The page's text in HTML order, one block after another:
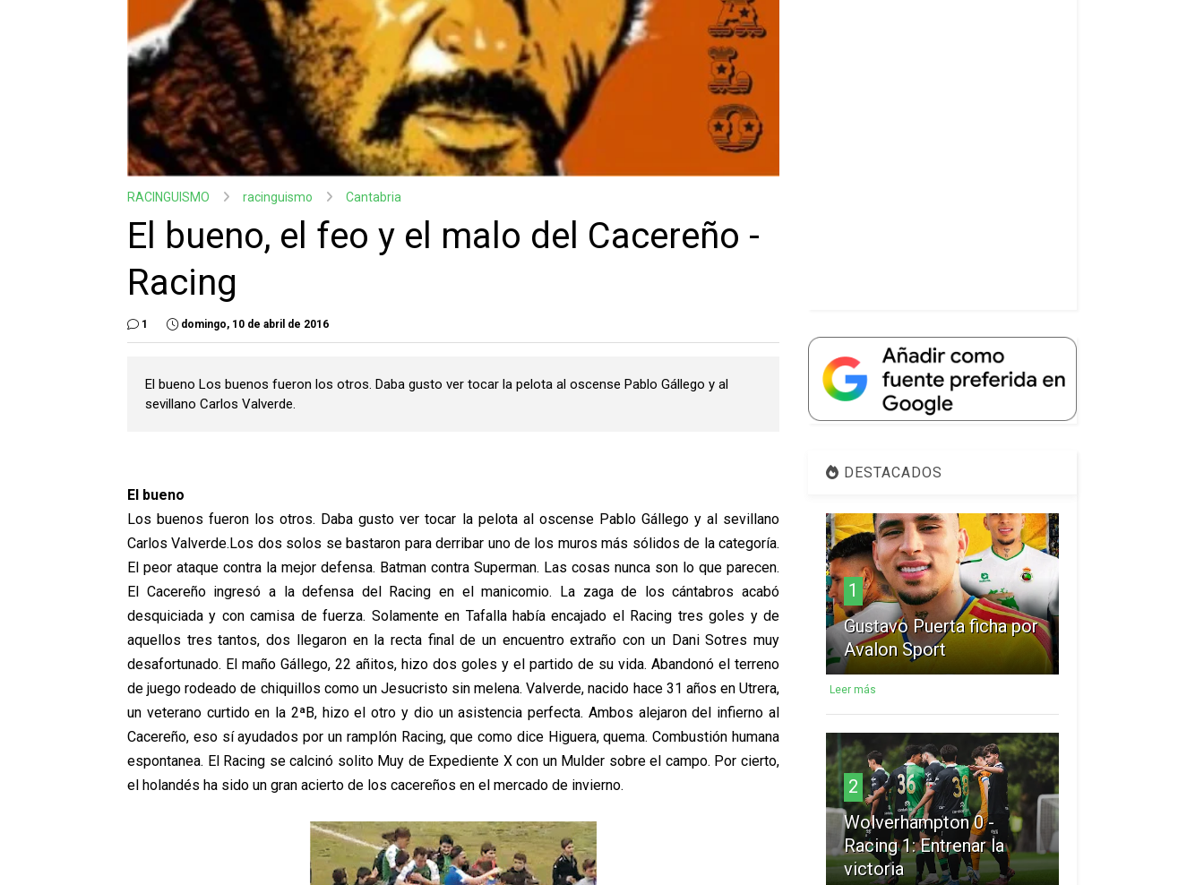
RACINGUISMO racinguismo Cantabria
El bueno, el feo y el malo del Cacereño -
Racing
1 domingo, 10 de abril de 2016
El bueno Los buenos fueron los otros. Daba gusto ver tocar la pelota al oscense Pablo Gállego y al
sevillano Carlos Valverde.
El bueno
Los buenos fueron los otros. Daba gusto ver tocar la pelota al oscense Pablo Gállego y al sevillano
Carlos Valverde. Los dos solos se bastaron para derribar uno de los muros más sólidos de la categoría.
El peor ataque contra la mejor defensa. Batman contra Superman. Las cosas nunca son lo que parecen.
El Cacereño ingresó a la defensa del Racing en el manicomio. La zaga de los cántabros acabó
desquiciada y con camisa de fuerza. Solamente en Tafalla había encajado el Racing tres goles y de
aquellos tres tantos, dos llegaron en la recta final de un encuentro extraño con un Dani Sotres muy
desafortunado. El maño Gállego, 22 añitos, hizo dos goles y el partido de su vida. Abandonó el terreno
de juego rodeado de chiquillos como un Jesucristo sin melena. Valverde, nacido hace 31 años en Utrera,
un veterano curtido en la 2ªB, hizo el otro y dio un asistencia perfecta. Ambos alejaron del infierno al
Cacereño, eso sí ayudados por un ramplón Racing, que como dice Higuera, quema. Combustión humana
espontanea. El Racing se calcinó solito Muy de Expediente X con un Mulder sobre el campo. Por cierto,
el holandés ha sido un gran acierto de los cacereños en el mercado de invierno.
DESTACADOS
1
Gustavo Puerta ficha por
Avalon Sport
Leer más
2
Wolverhampton 0 -
Racing 1: Entrenar la
victoria